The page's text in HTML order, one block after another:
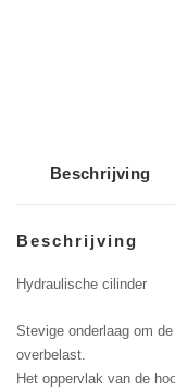
Beschrijving
Beschrijving
Hydraulische cilinder
Stevige onderlaag om
overbelast.
Het oppervlak van de